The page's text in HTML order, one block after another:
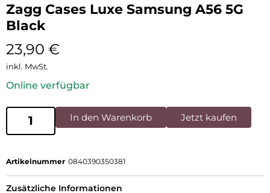
Zagg Cases Luxe Samsung A56 5G
Black
23,90 €
inkl. MwSt.
Online verfügbar
In den Warenkorb Jetzt kaufen
Artikelnummer 0840390350381
Zusätzliche Informationen